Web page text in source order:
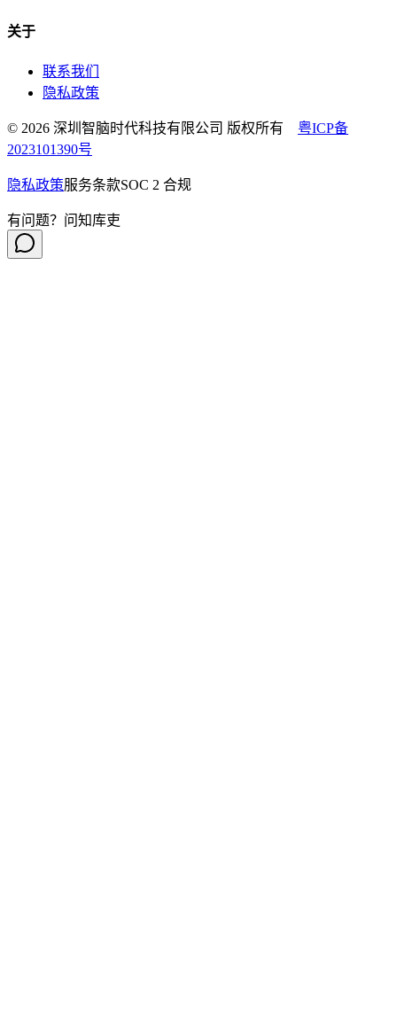
关于
联系我们
隐私政策
© 2026 深圳智脑时代科技有限公司 版权所有 粤ICP备
2023101390号
隐私政策服务条款SOC 2 合规
有问题？问知库吏